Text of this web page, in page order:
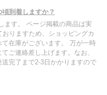
到着しますか？
ます。 ページ掲載の商品は実
りますため、ショッピングカ
在庫がございます。 万が一時
ご連絡差し上げます。なお、
完了まで2-3日かかりますので